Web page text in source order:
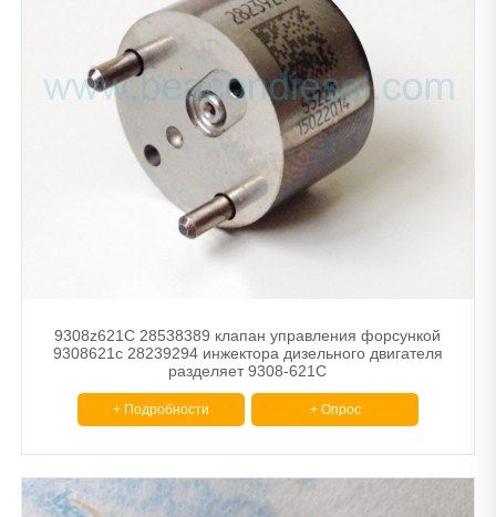
9308z621C 28538389 клапан управления форсункой
9308621c 28239294 инжектора дизельного двигателя
разделяет 9308-621C
+ Подробности + Опрос